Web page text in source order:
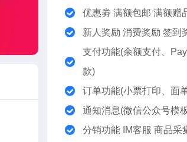
优惠劵 满额包邮 满额赠
新人奖励 消费奖励 签到
支付功能(余额支付、
款)
订单功能(小票打印、面
通知消息(微信公众号模
分销功能 IM客服 商品采